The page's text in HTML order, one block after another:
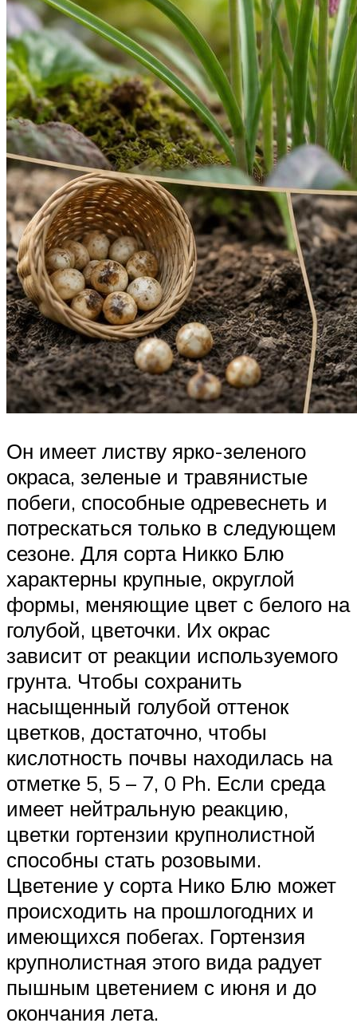
Он имеет листву ярко-зеленого
окраса, зеленые и травянистые
побеги, способные одревеснеть и
потрескаться только в следующем
сезоне. Для сорта Никко Блю
характерны крупные, округлой
формы, меняющие цвет с белого на
голубой, цветочки. Их окрас
зависит от реакции используемого
грунта. Чтобы сохранить
насыщенный голубой оттенок
цветков, достаточно, чтобы
кислотность почвы находилась на
отметке 5, 5 – 7, 0 Ph. Если среда
имеет нейтральную реакцию,
цветки гортензии крупнолистной
способны стать розовыми.
Цветение у сорта Нико Блю может
происходить на прошлогодних и
имеющихся побегах. Гортензия
крупнолистная этого вида радует
пышным цветением с июня и до
окончания лета.